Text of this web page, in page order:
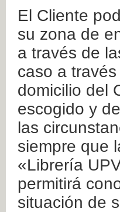
El Cliente
su zona de
a través de
caso a
domicilio del
escogido y
las
siempre que
«Librería
permitirá
situación de